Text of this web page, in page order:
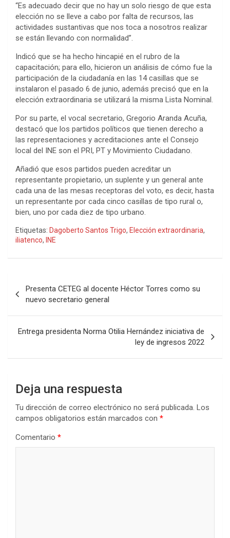
“Es adecuado decir que no hay un solo riesgo de que esta
elección no se lleve a cabo por falta de recursos, las
actividades sustantivas que nos toca a nosotros realizar
se están llevando con normalidad”.
Indicó que se ha hecho hincapié en el rubro de la
capacitación; para ello, hicieron un análisis de cómo fue la
participación de la ciudadanía en las 14 casillas que se
instalaron el pasado 6 de junio, además precisó que en la
elección extraordinaria se utilizará la misma Lista Nominal.
Por su parte, el vocal secretario, Gregorio Aranda Acuña,
destacó que los partidos políticos que tienen derecho a
las representaciones y acreditaciones ante el Consejo
local del INE son el PRI, PT y Movimiento Ciudadano.
Añadió que esos partidos pueden acreditar un
representante propietario, un suplente y un general ante
cada una de las mesas receptoras del voto, es decir, hasta
un representante por cada cinco casillas de tipo rural o,
bien, uno por cada diez de tipo urbano.
Etiquetas: Dagoberto Santos Trigo, Elección extraordinaria,
iliatenco, INE
de
entradas
Presenta CETEG al docente Héctor Torres como su
nuevo secretario general
Entrega presidenta Norma Otilia Hernández iniciativa de
ley de ingresos 2022
Deja una respuesta
Tu dirección de correo electrónico no será publicada. Los
campos obligatorios están marcados con *
Comentario *